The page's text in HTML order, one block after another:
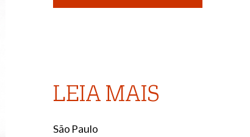
LEIA MAIS
São Paulo